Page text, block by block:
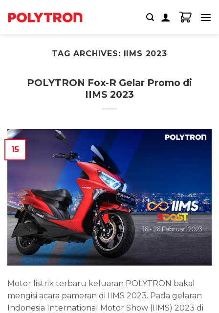
TAG ARCHIVES: IIMS 2023
POLYTRON Fox-R Gelar Promo di
IIMS 2023
15
Motor listrik terbaru keluaran POLYTRON bakal
mengisi acara pameran di IIMS 2023. Pada gelaran
Indonesia International Motor Show (IIMS) 2023 di